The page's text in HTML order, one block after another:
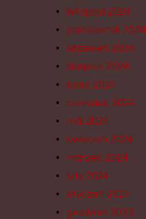
listopad 2024
październik 2024
wrzesień 2024
sierpień 2024
lipiec 2024
czerwiec 2024
maj 2024
kwiecień 2024
marzec 2024
luty 2024
styczeń 2024
grudzień 2023